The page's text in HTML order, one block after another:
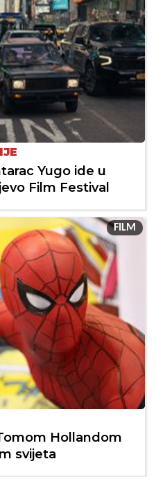
Yugo ide u
Film Festival
FILM
Hollandom
svijeta